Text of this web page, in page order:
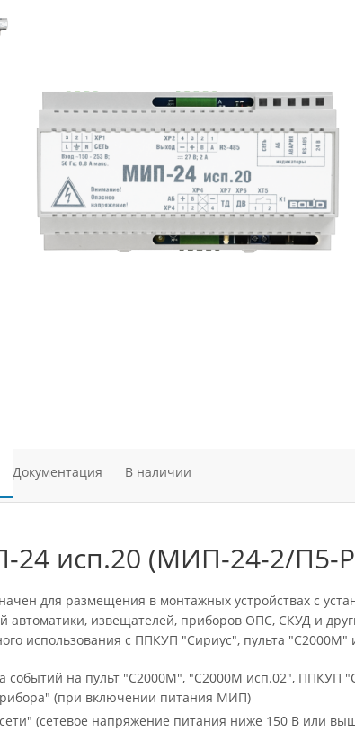
Документация В наличии
исп.20 (МИП-24-2/П5-
для размещения в монтажных устройствах с
автоматики, извещателей, приборов ОПС, СКУД и
использования с ППКУП "Сириус", пульта
событий на пульт "С2000М", "С2000М исп.02", ППКУП
(при включении питания МИП)
(сетевое напряжение питания ниже 150 В или